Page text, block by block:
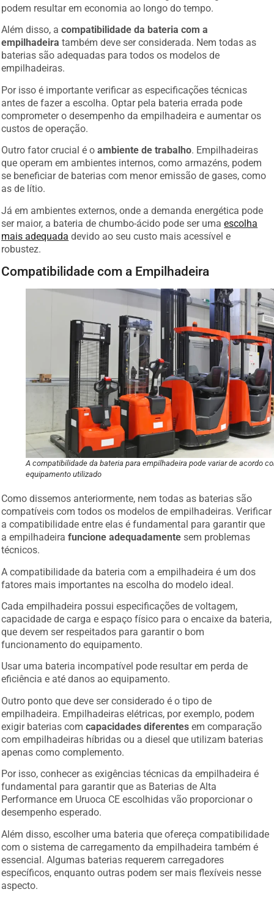
podem resultar em economia ao longo do tempo.
Além disso, acompatibilidade da bateria com a
empilhadeira também deve ser considerada. Nem todas as
baterias são adequadas para todos os modelos de
empilhadeiras.
Por isso é importante verificar as especificações técnicas
antes de fazer a escolha. Optar pela bateria errada pode
comprometer o desempenho da empilhadeira e aumentar os
custos de operação.
Outro fator crucial é oambiente de trabalho. Empilhadeiras
que operam em ambientes internos, como armazéns, podem
se beneficiar de baterias com menor emissão de gases, como
as de lítio.
Já em ambientes externos, onde a demanda energética pode
ser maior, a bateria de chumbo-ácido pode ser umaescolha
mais adequada devido ao seu custo mais acessível e
robustez.
Compatibilidade com a Empilhadeira
A compatibilidade da bateria para empilhadeira pode variar de acordo
equipamento utilizado
Como dissemos anteriormente, nem todas as baterias são
compatíveis com todos os modelos de empilhadeiras. Verificar
a compatibilidade entre elas é fundamental para garantir que
a empilhadeirafuncione adequadamente sem problemas
técnicos.
A compatibilidade da bateria com a empilhadeira é um dos
fatores mais importantes na escolha do modelo ideal.
Cada empilhadeira possui especificações de voltagem,
capacidade de carga e espaço físico para o encaixe da bateria,
que devem ser respeitados para garantir o bom
funcionamento do equipamento.
Usar uma bateria incompatível pode resultar em perda de
eficiência e até danos ao equipamento.
Outro ponto que deve ser considerado é o tipo de
empilhadeira. Empilhadeiras elétricas, por exemplo, podem
exigir baterias comcapacidades diferentes em comparação
com empilhadeiras híbridas ou a diesel que utilizam baterias
apenas como complemento.
Por isso, conhecer as exigências técnicas da empilhadeira é
fundamental para garantir que as Baterias de Alta
Performance em Uruoca CE escolhidas vão proporcionar o
desempenho esperado.
Além disso, escolher uma bateria que ofereça compatibilidade
com o sistema de carregamento da empilhadeira também é
essencial. Algumas baterias requerem carregadores
específicos, enquanto outras podem ser mais flexíveis nesse
aspecto.